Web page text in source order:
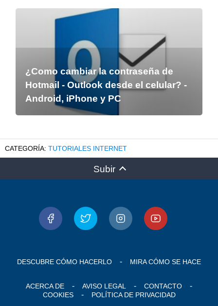
¿Como cambiar la contraseña de
Hotmail - Outlook desde el celular? -
Android, iPhone y PC
TUTORIALES INTERNET
Subir
DESCUBRE CÓMO HACERLO MIRA CÓMO SE HACE
ACERCA DE AVISO LEGAL
CONTACTO
COOKIES
POLÍTICA DE PRIVACIDAD